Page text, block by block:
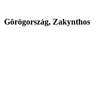
Görögország, Zakynthos